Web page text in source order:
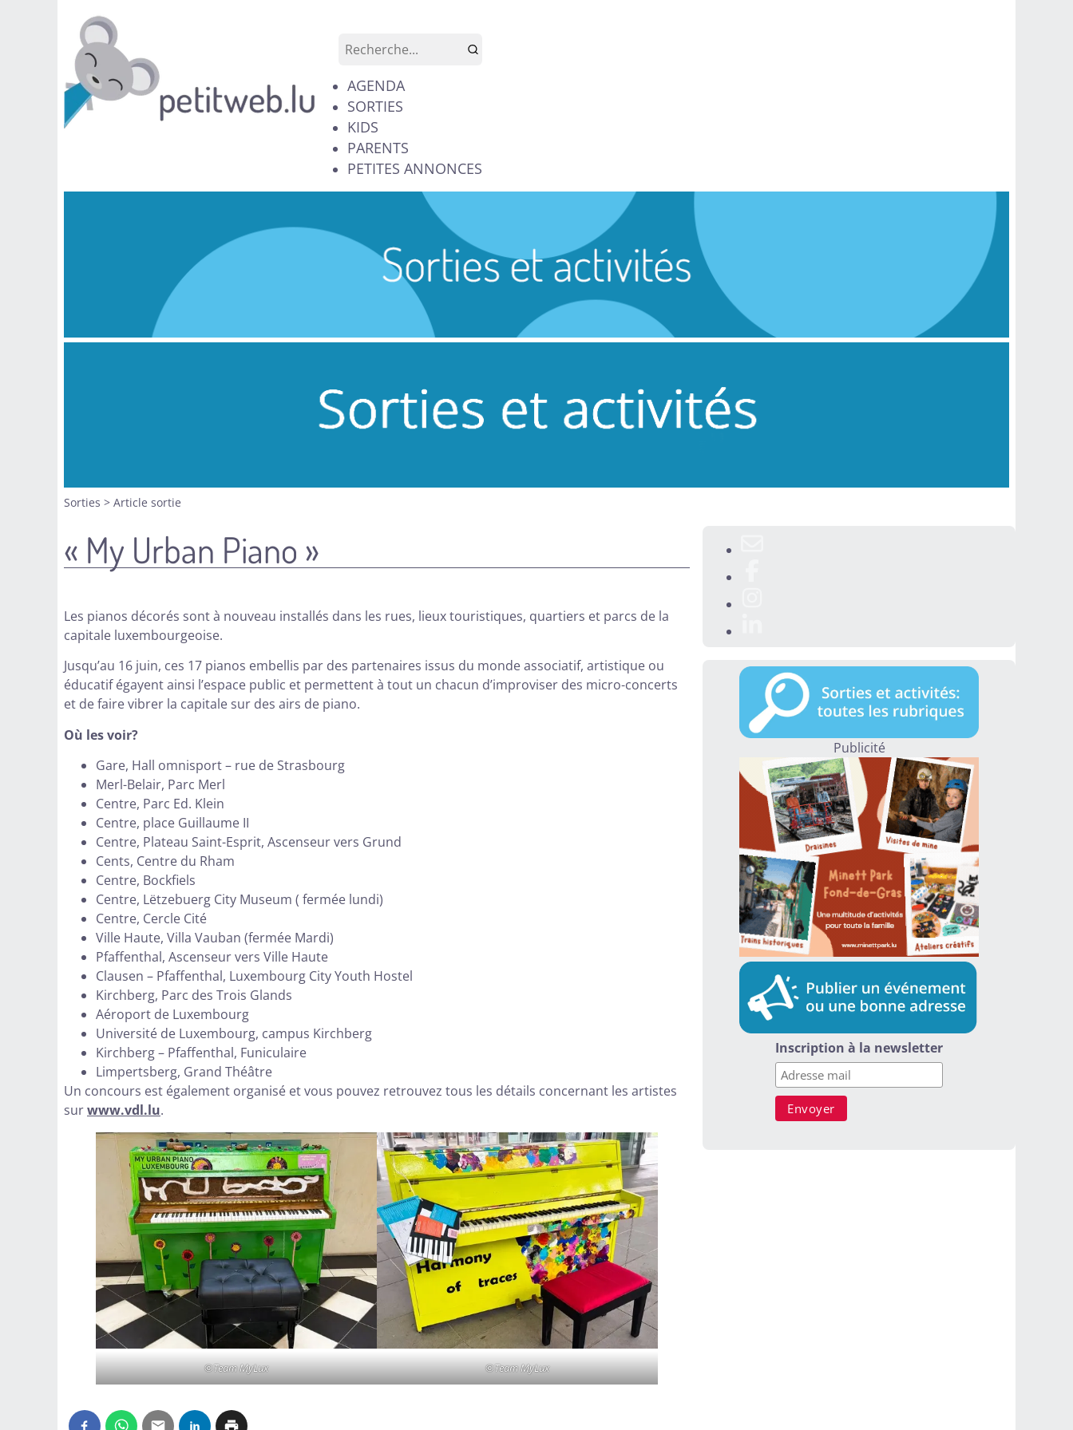
AGENDA
SORTIES
KIDS
PARENTS
PETITES ANNONCES
Sorties > Article sortie
« My Urban Piano »
Les pianos décorés sont à nouveau installés dans les rues, lieux touristiques, quartiers et parcs de la
capitale luxembourgeoise.
Jusqu’au 16 juin, ces 17 pianos embellis par des partenaires issus du monde associatif, artistique ou
éducatif égayent ainsi l’espace public et permettent à tout un chacun d’improviser des micro-concerts
et de faire vibrer la capitale sur des airs de piano.
Où les voir?
Gare, Hall omnisport – rue de Strasbourg
Merl-Belair, Parc Merl
Centre, Parc Ed. Klein
Centre, place Guillaume II
Centre, Plateau Saint-Esprit, Ascenseur vers Grund
Cents, Centre du Rham
Centre, Bockfiels
Centre, Lëtzebuerg City Museum ( fermée lundi)
Centre, Cercle Cité
Ville Haute, Villa Vauban (fermée Mardi)
Pfaffenthal, Ascenseur vers Ville Haute
Clausen – Pfaffenthal, Luxembourg City Youth Hostel
Kirchberg, Parc des Trois Glands
Aéroport de Luxembourg
Université de Luxembourg, campus Kirchberg
Kirchberg – Pfaffenthal, Funiculaire
Limpertsberg, Grand Théâtre
Un concours est également organisé et vous pouvez retrouvez tous les détails concernant les artistes
surwww.vdl.lu.
©Team MyLux ©Team MyLux
Publicité
Inscription à la newsletter